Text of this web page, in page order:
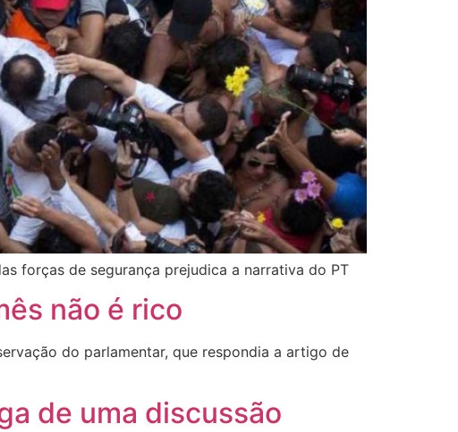
forças de segurança prejudica a narrativa do PT
não é rico
do parlamentar, que respondia a artigo de
de uma discussão